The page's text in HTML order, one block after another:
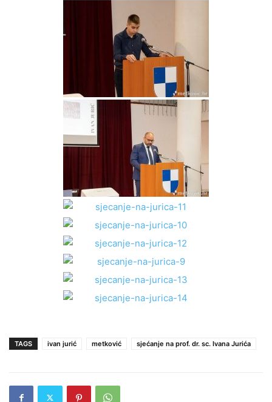
TAGS ivan jurić metković sjećanje na prof. dr. sc. Ivana Jurića